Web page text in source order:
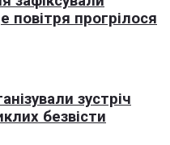
повітря прогрілося
зустріч
безвісти